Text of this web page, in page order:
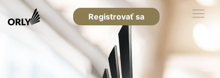
Registrovať sa